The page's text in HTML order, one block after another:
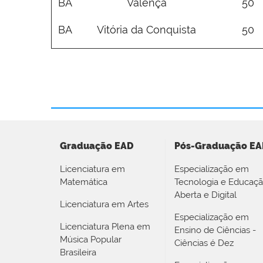
BA Valença 50
BA Vitória da Conquista 50
Graduação EAD
Licenciatura em
Matemática
Licenciatura em Artes
Licenciatura Plena em
Música Popular
Brasileira
Pós-Graduação
Especialização em
Tecnologia e
Aberta e Digital
Especialização em
Ensino de Ciências -
Ciências é Dez